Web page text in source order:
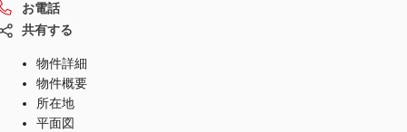
お電話
共有する
物件詳細
物件概要
所在地
平面図